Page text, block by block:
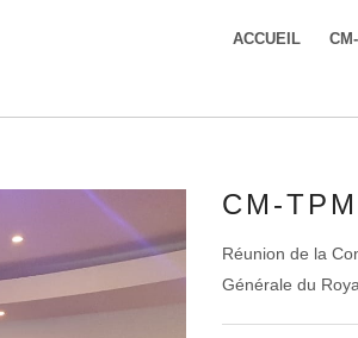
ACCUEIL
CM-
Réunion de la
Générale du